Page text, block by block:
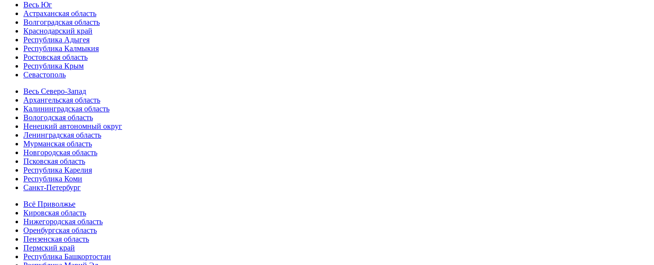
Весь Юг
Астраханская область
Волгоградская область
Краснодарский край
Республика Адыгея
Республика Калмыкия
Ростовская область
Республика Крым
Севастополь
Весь Северо-Запад
Архангельская область
Калининградская область
Вологодская область
Ненецкий автономный округ
Ленинградская область
Мурманская область
Новгородская область
Псковская область
Республика Карелия
Республика Коми
Санкт-Петербург
Всё Приволжье
Кировская область
Нижегородская область
Оренбургская область
Пензенская область
Пермский край
Республика Башкортостан